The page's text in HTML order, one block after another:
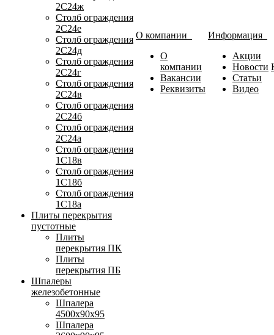
2С24ж
Столб ограждения
2С24е
Столб ограждения
2С24д
Столб ограждения
2С24г
Столб ограждения
2С24в
Столб ограждения
2С24б
Столб ограждения
2С24а
Столб ограждения
1С18в
Столб ограждения
1С18б
Столб ограждения
1С18а
Плиты перекрытия
пустотные
Плиты
перекрытия ПК
Плиты
перекрытия ПБ
Шпалеры
железобетонные
Шпалера
4500х90х95
Шпалера
О компании
О
компании
Вакансии
Реквизиты
Информация
Акции
Новости
Статьи
Видео